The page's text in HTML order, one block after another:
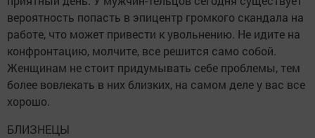
вероятность попасть в эпицентр громкого скандала на
работе, что может привести к увольнению. Не идите на
конфронтацию, молчите, все решится само собой.
Женщинам не стоит придумывать себе проблемы, тем
более вовлекать в них близких, на самом деле у вас все
хорошо.
БЛИЗНЕЦЫ